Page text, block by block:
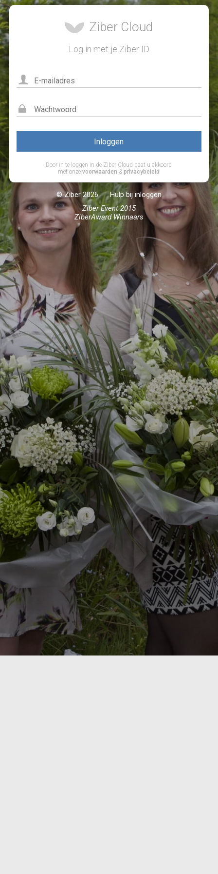
Ziber Cloud
Log in met je Ziber ID
Door in te loggen in de Ziber Cloud gaat u akkoord
met onzevoorwaarden &privacybeleid
© Ziber 2026
Hulp bij inloggen
Ziber Event 2015
ZiberAward Winnaars